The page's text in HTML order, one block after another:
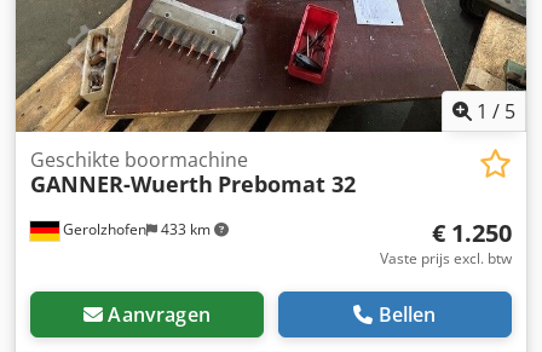
1 / 5
Gerolzhofen 433 km
Geschikte boormachine
GANNER-Wuerth Prebomat 32
€ 1.250
Vaste prijs excl. btw
Aanvragen Bellen